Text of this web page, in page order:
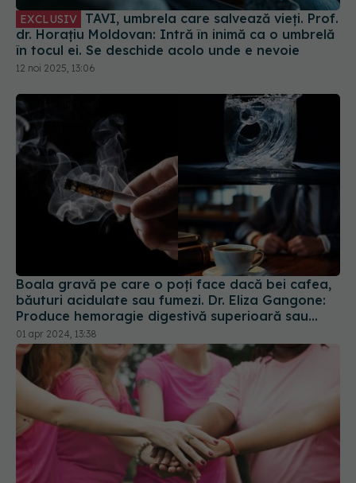
dr. Horațiu Moldovan: Intră în inimă ca o umbrelă
în tocul ei. Se deschide acolo unde e nevoie
12 noi 2025, 13:06
Boala gravă pe care o poți face dacă bei cafea,
băuturi acidulate sau fumezi. Dr. Eliza Gangone:
Produce hemoragie digestivă superioară sau
infecție
01 apr 2024, 13:38